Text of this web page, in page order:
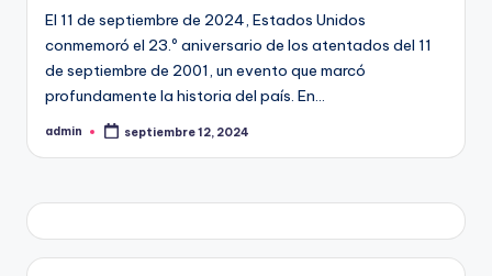
El 11 de septiembre de 2024, Estados Unidos
conmemoró el 23.º aniversario de los atentados del 11
de septiembre de 2001, un evento que marcó
profundamente la historia del país. En…
Publicado
admin septiembre 12, 2024